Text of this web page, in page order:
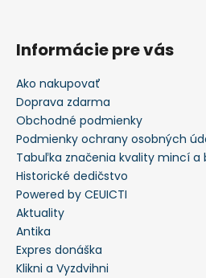
Informácie pre vás
Ako nakupovať
Doprava zdarma
Obchodné podmienky
Podmienky ochrany osobných
Tabuľka značenia kvality mincí a
Historické dedičstvo
Powered by CEUICTI
Aktuality
Antika
Expres donáška
Klikni a Vyzdvihni